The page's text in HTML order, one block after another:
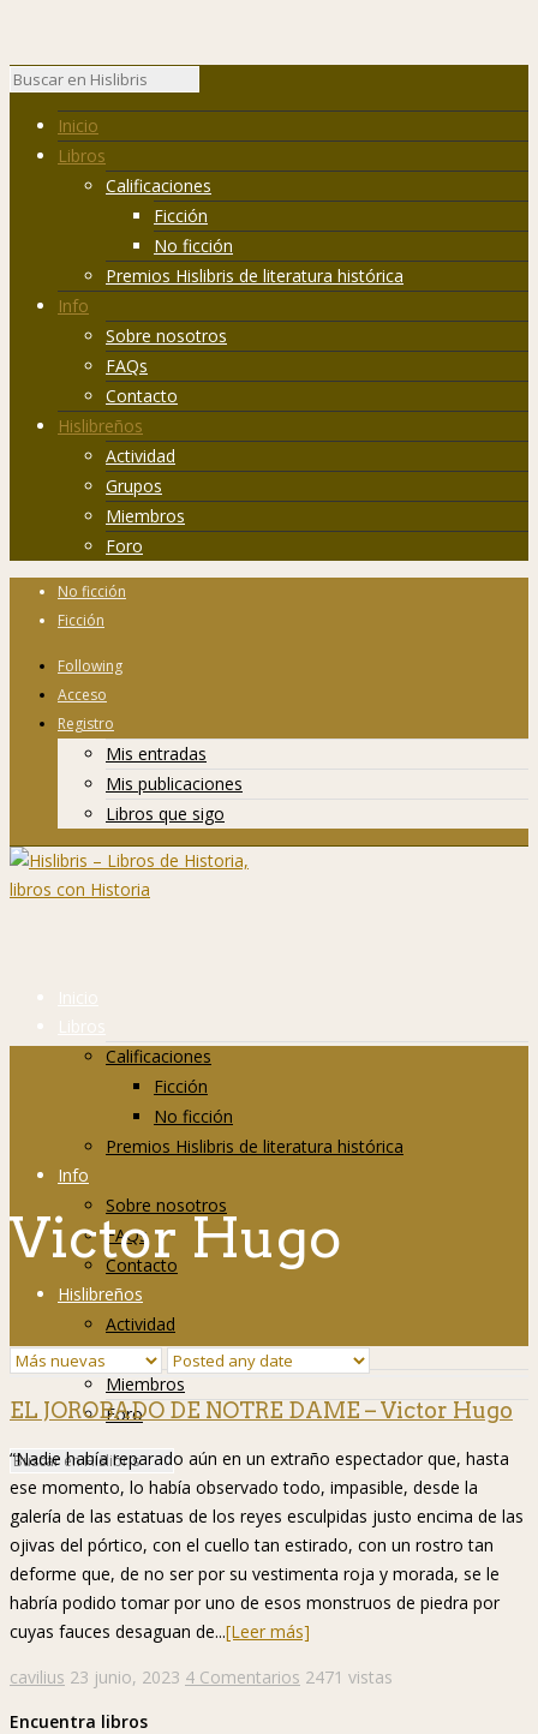
Inicio
Libros
Calificaciones
Ficción
No ficción
Premios Hislibris de literatura histórica
Info
Sobre nosotros
FAQs
Contacto
Hislibreños
Actividad
Grupos
Miembros
Foro
No ficción
Ficción
Following
Acceso
Registro
Mis entradas
Mis publicaciones
Libros que sigo
Inicio
Libros
Calificaciones
Ficción
No ficción
Premios Hislibris de literatura histórica
Info
Sobre nosotros
FAQs
Contacto
Hislibreños
Actividad
Grupos
Miembros
Foro
Victor Hugo
EL JOROBADO DE NOTRE DAME – Victor Hugo
“Nadie había reparado aún en un extraño espectador que, hasta
ese momento, lo había observado todo, impasible, desde la
galería de las estatuas de los reyes esculpidas justo encima de las
ojivas del pórtico, con el cuello tan estirado, con un rostro tan
deforme que, de no ser por su vestimenta roja y morada, se le
habría podido tomar por uno de esos monstruos de piedra por
cuyas fauces desaguan de...[Leer más]
cavilius 23 junio, 2023 4 Comentarios 2471 vistas
Encuentra libros